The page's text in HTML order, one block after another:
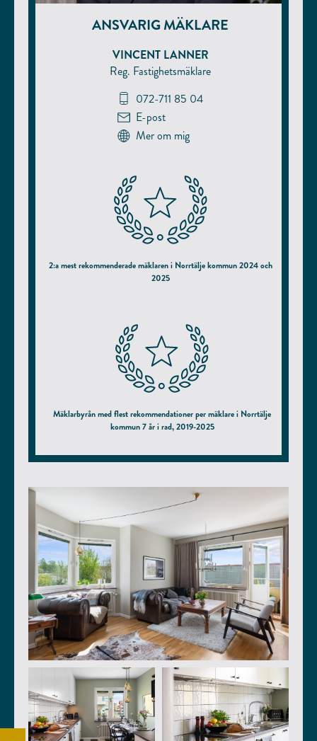
ANSVARIG MÄKLARE
VINCENT LANNER
Reg. Fastighetsmäklare
072-711 85 04
E-post
Mer om mig
2:a mest rekommenderade mäklaren i Norrtälje kommun 2024 och
2025
Mäklarbyrån med flest rekommendationer per mäklare i Norrtälje
kommun 7 år i rad, 2019-2025